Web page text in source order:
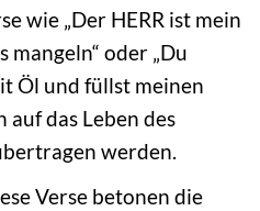
wie „Der HERR ist mein
oder „Du
Öl und füllst meinen
auf das Leben des
werden.
Verse betonen die